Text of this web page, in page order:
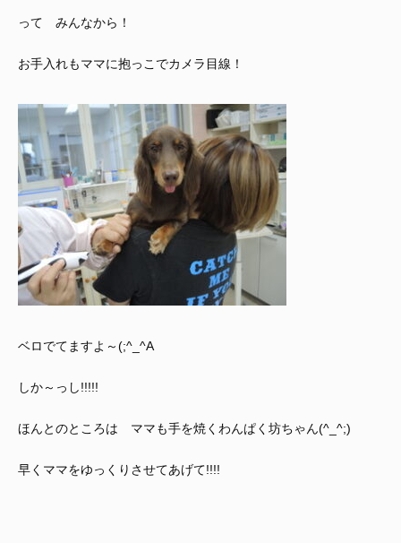
って みんなから！
お手入れもママに抱っこでカメラ目線！
ベロでてますよ～(;^_^A
しか～っし!!!!!
ほんとのところは ママも手を焼くわんぱく坊ちゃん(^_^;)
早くママをゆっくりさせてあげて!!!!